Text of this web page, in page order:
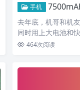
手机
去年底，机哥和机
同时用上大电池和
在 7…
464次阅读